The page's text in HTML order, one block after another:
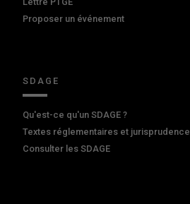
Proposer un événement
SDAGE
Qu'est-ce qu'un SDAGE ?
Textes réglementaires et jurisprudence
Consulter les SDAGE